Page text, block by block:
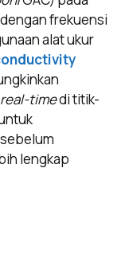
frekuensi
alat ukur
real-timedi titik-
lengkap